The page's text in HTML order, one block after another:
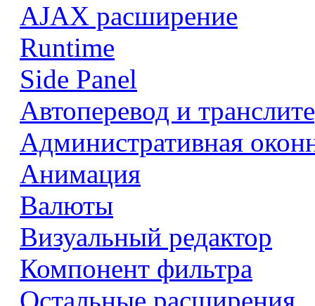
AJAX расширение
Runtime
Side Panel
Автоперевод и
Административная
Анимация
Валюты
Визуальный редактор
Компонент фильтра